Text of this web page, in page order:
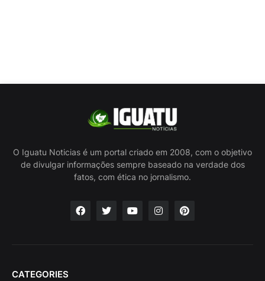
O Iguatu Noticias é um portal criado em 2008, com o objetivo
de divulgar informações sempre baseado na verdade dos
fatos, com ética no jornalismo.
CATEGORIES